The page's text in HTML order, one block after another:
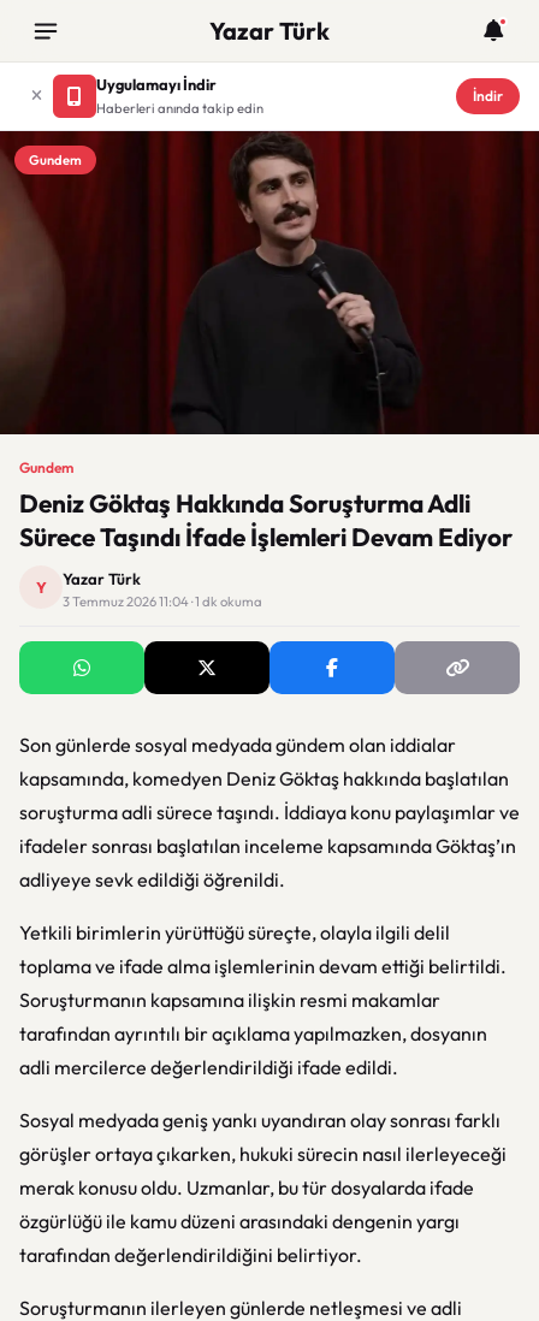
Yazar Türk
Uygulamayı İndir
Haberleri anında takip edin
İndir
Gundem
Gundem
Deniz Göktaş Hakkında Soruşturma Adli
Sürece Taşındı İfade İşlemleri Devam Ediyor
Y Yazar Türk
3 Temmuz 2026 11:04 · 1 dk okuma
Son günlerde sosyal medyada gündem olan iddialar
kapsamında, komedyen Deniz Göktaş hakkında başlatılan
soruşturma adli sürece taşındı. İddiaya konu paylaşımlar ve
ifadeler sonrası başlatılan inceleme kapsamında Göktaş’ın
adliyeye sevk edildiği öğrenildi.
Yetkili birimlerin yürüttüğü süreçte, olayla ilgili delil
toplama ve ifade alma işlemlerinin devam ettiği belirtildi.
Soruşturmanın kapsamına ilişkin resmi makamlar
tarafından ayrıntılı bir açıklama yapılmazken, dosyanın
adli mercilerce değerlendirildiği ifade edildi.
Sosyal medyada geniş yankı uyandıran olay sonrası farklı
görüşler ortaya çıkarken, hukuki sürecin nasıl ilerleyeceği
merak konusu oldu. Uzmanlar, bu tür dosyalarda ifade
özgürlüğü ile kamu düzeni arasındaki dengenin yargı
tarafından değerlendirildiğini belirtiyor.
Soruşturmanın ilerleyen günlerde netleşmesi ve adli